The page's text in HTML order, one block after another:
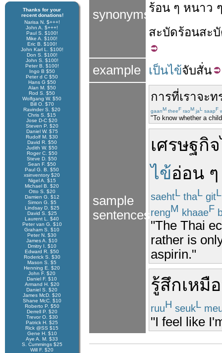
Thanks for your
recent donations!
Narisa N. $+++!
John A. $+++!
Paul S. $100!
Mike A. $100!
Eric B. $100!
John Karl L. $100!
Don S. $100!
John S. $100!
Peter B. $100!
Ingo B $50
Peter d C $50
Hans G $50
Alan M. $50
Rod S. $50
Wolfgang W. $50
Bill O. $70
Ravinder S. $20
Chris S. $15
Jose D-C $20
Steven P. $20
Daniel W. $75
Rudolf M. $30
David R. $50
Judith W. $50
Roger C. $50
Steve D. $50
Sean F. $50
Paul G. B. $50
xsinventory $20
Nigel A. $15
Michael B. $20
Otto S. $20
Damien G. $12
Simon G. $5
Lindsay D. $25
David S. $25
Laurent L. $40
Peter van G. $10
Graham S. $10
Peter N. $30
James A. $10
Dmitry I. $10
Edward R. $50
Roderick S. $30
Mason S. $5
Henning E. $20
John F. $20
Daniel F. $10
Armand H. $20
Daniel S. $20
James McD. $20
Shane McC. $10
Roberto P. $50
Derrell P. $20
Trevor O. $30
Patrick H. $25
Rick @SS $15
Gene H. $10
Aye A. M. $33
S. Cummings $25
Will F. $20
synonyms ร้อน ๆ หนาว
สะบัดร้อนสะ
example เป็นไข้จับสั่น
sample
sentences
การที่เราจะท
gaanM theeF raoM jaL saapF
"To know whether a
เศรษฐกิจ
ไข้อ่อน
saehtL thaL gitL
rengM khaaeF
"The Thai
rather is
aspirin."
รู้สึกเหมื
ruuH seukL
"I feel like